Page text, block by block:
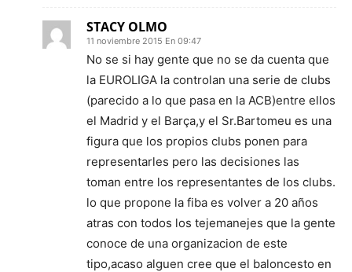
STACY OLMO
11 noviembre 2015 En 09:47
No se si hay gente que no se da cuenta que
la EUROLIGA la controlan una serie de clubs
(parecido a lo que pasa en la ACB)entre ellos
el Madrid y el Barça,y el Sr.Bartomeu es una
figura que los propios clubs ponen para
representarles pero las decisiones las
toman entre los representantes de los clubs.
lo que propone la fiba es volver a 20 años
atras con todos los tejemanejes que la gente
conoce de una organizacion de este
tipo,acaso alguen cree que el baloncesto en